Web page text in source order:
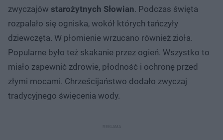
zwyczajów starożytnych Słowian. Podczas święta
rozpalało się ogniska, wokół których tańczyły
dziewczęta. W płomienie wrzucano również zioła.
Popularne było też skakanie przez ogień. Wszystko to
miało zapewnić zdrowie, płodność i ochronę przed
złymi mocami. Chrześcijaństwo dodało zwyczaj
tradycyjnego święcenia wody.